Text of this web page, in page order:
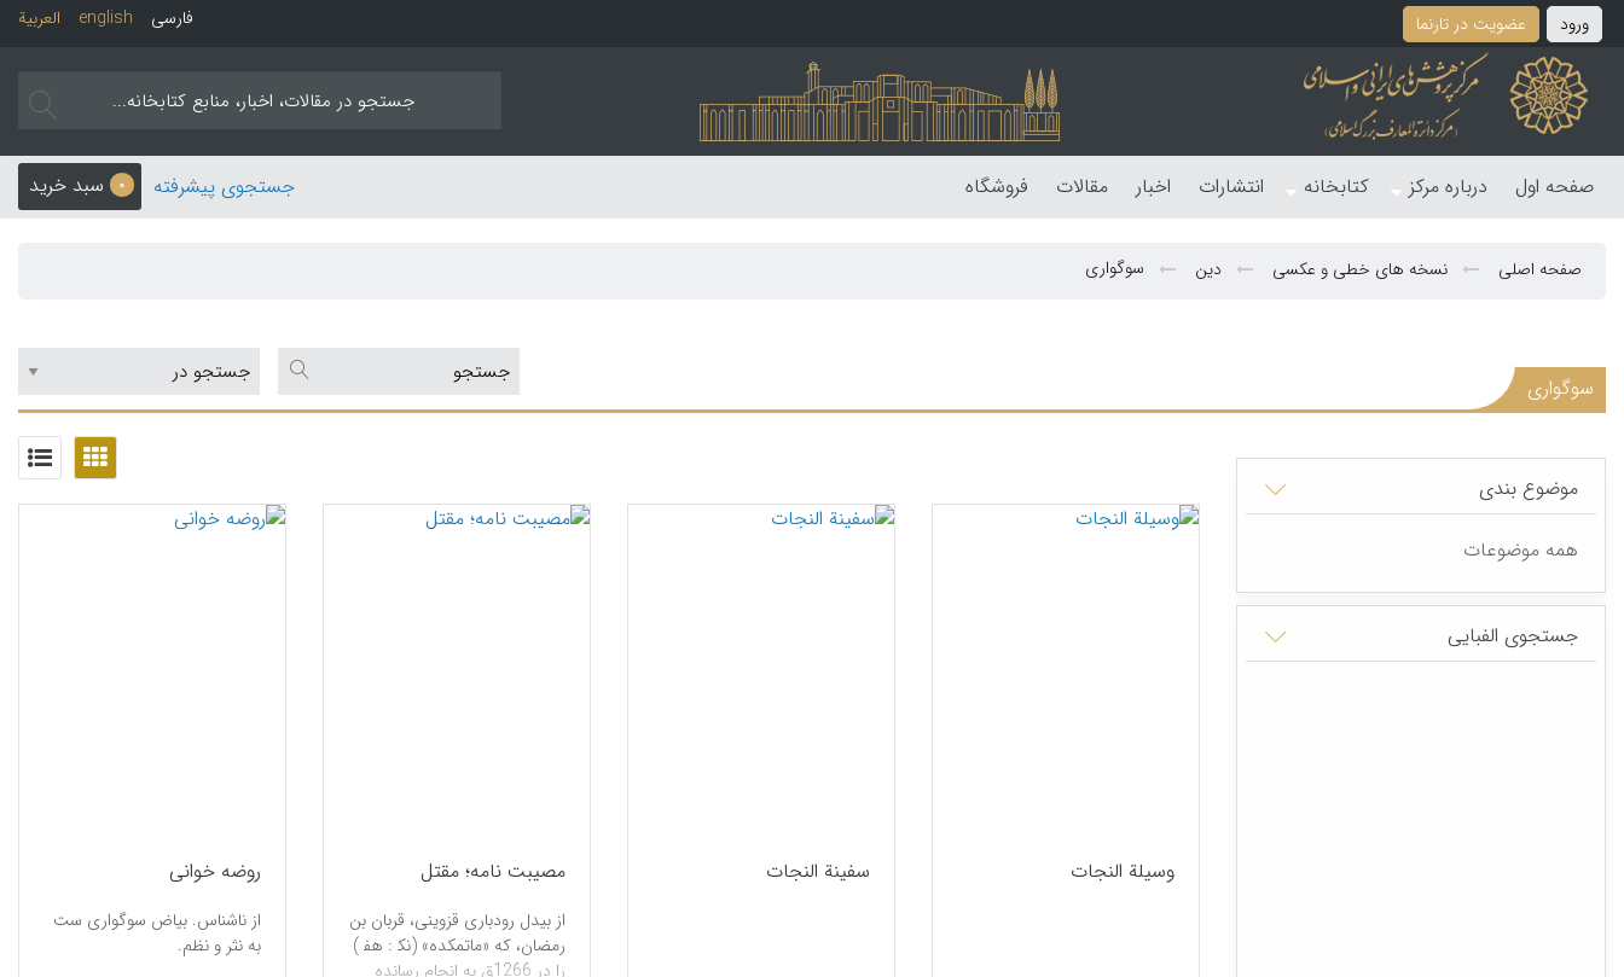
ورود عضویت در تارنما العربیة english فارسی
صفحه اول درباره مرکز کتابخانه انتشارات اخبار مقالات فروشگاه 0 سبد خرید جستجوی پیشرفته
صفحه اصلی نسخه های خطی و عکسی دین سوگواری
سوگواری
موضوع بندی
همه موضوعات
جستجوی الفبایی
وسیلة النجات سفینة النجات مصیبت نامه؛ مقتل
از بیدل رودباری قزوینی، قربان بن
رمضان، كه «ماتمكده» (نک‍ : هف‍‌ )
را در 1266ق به انجام رسانده
روضه خوانی
از ناشناس. بیاض سوگواری ست
به نثر و نظم.